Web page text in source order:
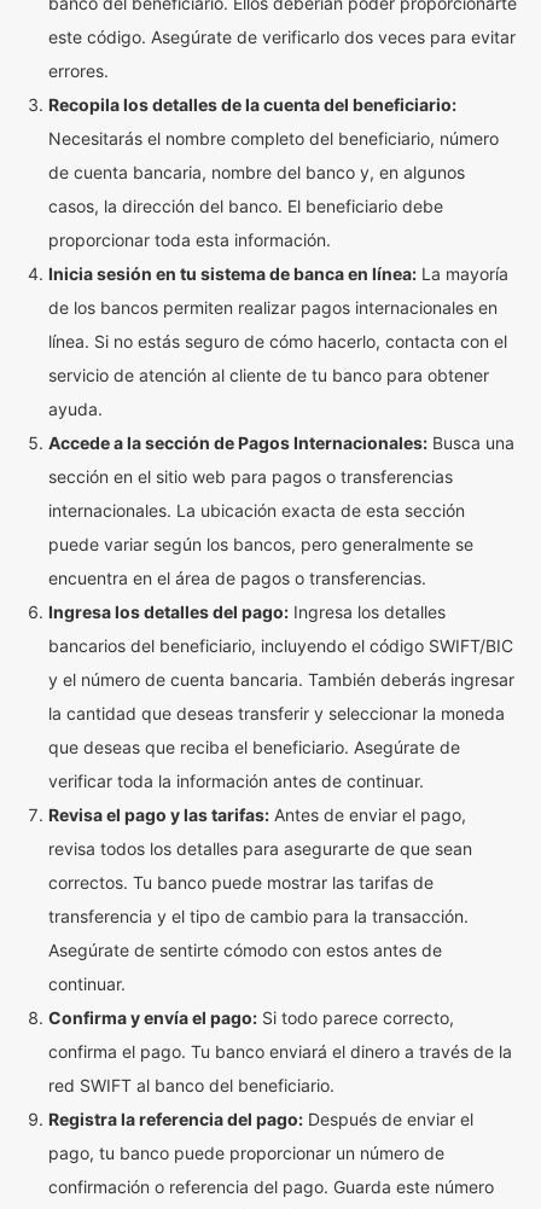
este código. Asegúrate de verificarlo dos veces para evitar
errores.
Recopila los detalles de la cuenta del beneficiario:
Necesitarás el nombre completo del beneficiario, número
de cuenta bancaria, nombre del banco y, en algunos
casos, la dirección del banco. El beneficiario debe
proporcionar toda esta información.
Inicia sesión en tu sistema de banca en línea: La mayoría
de los bancos permiten realizar pagos internacionales en
línea. Si no estás seguro de cómo hacerlo, contacta con el
servicio de atención al cliente de tu banco para obtener
ayuda.
Accede a la sección de Pagos Internacionales: Busca una
sección en el sitio web para pagos o transferencias
internacionales. La ubicación exacta de esta sección
puede variar según los bancos, pero generalmente se
encuentra en el área de pagos o transferencias.
Ingresa los detalles del pago: Ingresa los detalles
bancarios del beneficiario, incluyendo el código SWIFT/BIC
y el número de cuenta bancaria. También deberás ingresar
la cantidad que deseas transferir y seleccionar la moneda
que deseas que reciba el beneficiario. Asegúrate de
verificar toda la información antes de continuar.
Revisa el pago y las tarifas: Antes de enviar el pago,
revisa todos los detalles para asegurarte de que sean
correctos. Tu banco puede mostrar las tarifas de
transferencia y el tipo de cambio para la transacción.
Asegúrate de sentirte cómodo con estos antes de
continuar.
Confirma y envía el pago: Si todo parece correcto,
confirma el pago. Tu banco enviará el dinero a través de la
red SWIFT al banco del beneficiario.
Registra la referencia del pago: Después de enviar el
pago, tu banco puede proporcionar un número de
confirmación o referencia del pago. Guarda este número